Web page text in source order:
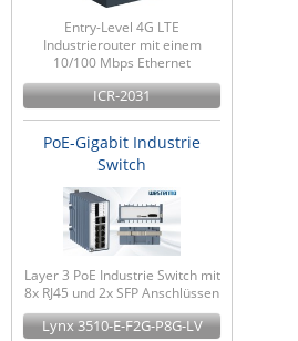
Entry-Level 4G LTE
Industrierouter mit einem
10/100 Mbps Ethernet
ICR-2031
PoE-Gigabit Industrie
Switch
Layer 3 PoE Industrie Switch mit
8x RJ45 und 2x SFP Anschlüssen
Lynx 3510-E-F2G-P8G-LV